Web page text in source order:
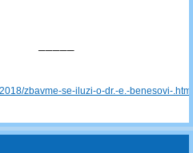
─────
zbavme-se-iluzi-o-dr.-e.-benesovi-.html